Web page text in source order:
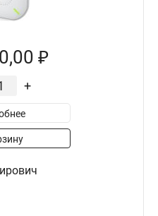
₽
+